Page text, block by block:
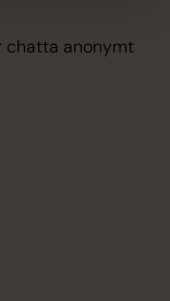
chatta anonymt